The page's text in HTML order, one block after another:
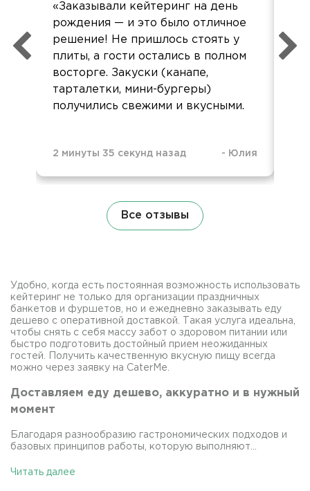
«Заказывали кейтеринг на день
рождения — и это было отличное
решение! Не пришлось стоять у
плиты, а гости остались в полном
восторге. Закуски (канапе,
тарталетки, мини-бургеры)
получились свежими и вкусными.
2 минуты 35 секунд назад - Юлия
Все отзывы
Удобно, когда есть постоянная возможность использовать
кейтеринг не только для организации праздничных
банкетов и фуршетов, но и ежедневно заказывать еду
дешево с оперативной доставкой. Такая услуга идеальна,
чтобы снять с себя массу забот о здоровом питании или
быстро подготовить достойный прием неожиданных
гостей. Получить качественную вкусную пищу всегда
можно через заявку на CaterMe.
Доставляем еду дешево, аккуратно и в нужный
момент
Благодаря разнообразию гастрономических подходов и
базовых принципов работы, которую выполняют...
Читать далее